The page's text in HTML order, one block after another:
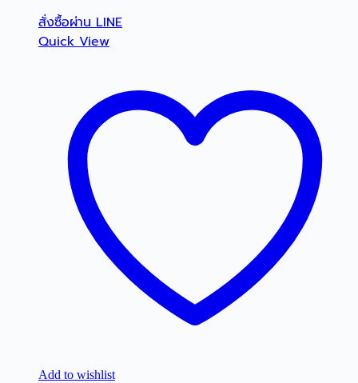
สั่งซื้อผ่าน LINE
Quick View
Add to wishlist